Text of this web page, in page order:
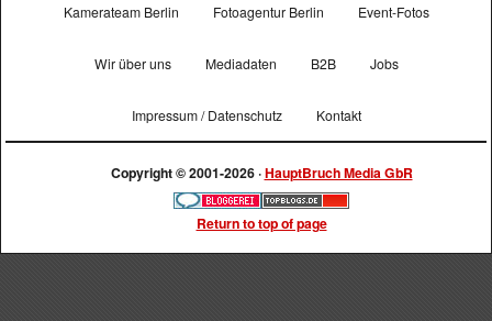
Kamerateam Berlin Fotoagentur Berlin Event-Fotos
Wir über uns Mediadaten B2B Jobs
Impressum / Datenschutz Kontakt
Copyright © 2001-2026 ·HauptBruch Media GbR
Return to top of page